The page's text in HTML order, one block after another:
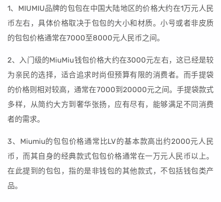
1、MIUMIU品牌的包包在中国大陆地区的价格大约在1万元人民
币左右，具体价格取决于包包的大小和材质。小号或者非皮质
的包包价格通常在7000至8000元人民币之间。
2、入门级的MiuMiu钱包价格大约在3000元左右，这已经是较
为亲民的选择，适合追求时尚但预算有限的消费者。而手提袋
的价格则相对较高，通常在7000到20000元之间。手提袋款式
多样，从简约大方到奢华张扬，应有尽有，能够满足不同消费
者的需求。
3、Miumiu的包包价格通常比LV的基本款高出约2000元人民
币，而其自身的经典款式包包价格通常在一万元人民币以上。
在此提到的包包，指的是非钱包的其他款式，不包括钱包类产
品。